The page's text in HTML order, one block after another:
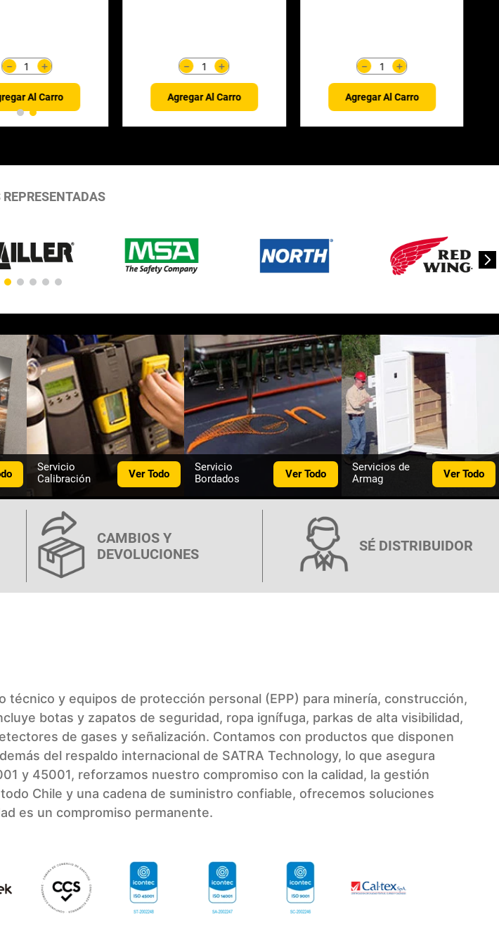
＋
－
Al Carro
＋
－
Agregar Al Carro
＋
－
Agregar Al Carro
Servicio
Calibración
Ver Todo
Servicio
Bordados
Ver Todo
Servicios de
Armag
Ver Todo
CAMBIOS Y
DEVOLUCIONES
SÉ DISTRIBUIDOR
y equipos de protección personal (EPP) para minería, construcción,
botas y zapatos de seguridad, ropa ignífuga, parkas de alta visibilidad,
de gases y señalización. Contamos con productos que disponen
del respaldo internacional de SATRA Technology, lo que asegura
y 45001, reforzamos nuestro compromiso con la calidad, la gestión
Chile y una cadena de suministro confiable, ofrecemos soluciones
es un compromiso permanente.